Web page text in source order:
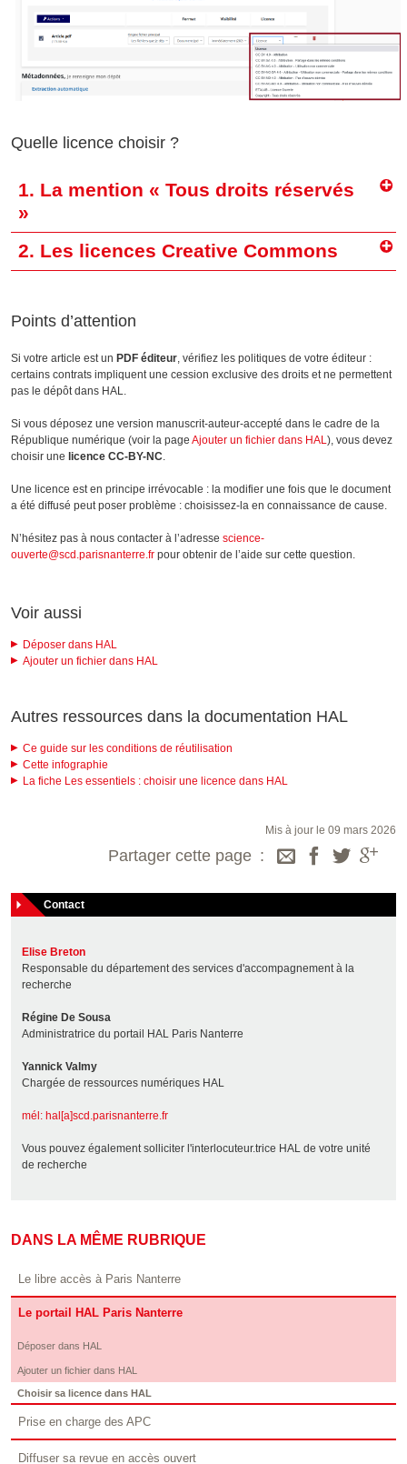
Quelle licence choisir ?
1. La mention « Tous droits réservés
»
2. Les licences Creative Commons
Points d’attention
Si votre article est un PDF éditeur , vérifiez les politiques de votre éditeur :
certains contrats impliquent une cession exclusive des droits et ne permettent
pas le dépôt dans HAL.
Si vous déposez une version manuscrit-auteur-accepté dans le cadre de la
République numérique (voir la page Ajouter un fichier dans HAL ), vous devez
choisir une licence CC-BY-NC
Une licence est en principe irrévocable : la modifier une fois que le document
a été diffusé peut poser problème : choisissez-la en connaissance de cause.
N’hésitez pas à nous contacter à l’adresse science-
ouverte@scd.parisnanterre.fr pour obtenir de l’aide sur cette question.
Voir aussi
Déposer dans HAL
Ajouter un fichier dans HAL
Autres ressources dans la documentation HAL
Ce guide sur les conditions de réutilisation
Cette infographie
La fiche Les essentiels : choisir une licence dans HAL
Mis à jour le 09 mars 2026
Partager cette page
Contact
Elise Breton
Responsable du département des services d'accompagnement à la
recherche
Régine De Sousa
Administratrice du portail HAL Paris Nanterre
Yannick Valmy
Chargée de ressources numériques HAL
mél: hal[a]scd.parisnanterre.fr
Vous pouvez également solliciter l'interlocuteur.trice HAL de votre unité
de recherche
DANS LA MÊME RUBRIQUE
Le libre accès à Paris Nanterre
Le portail HAL Paris Nanterre
Déposer dans HAL
Ajouter un fichier dans HAL
Choisir sa licence dans HAL
Prise en charge des APC
Diffuser sa revue en accès ouvert